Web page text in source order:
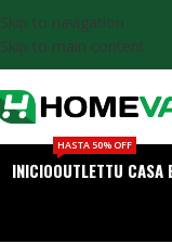
Skip to navigation
Skip to main content
INICIOOUTLET
HASTA 50% OFF
TU CASA